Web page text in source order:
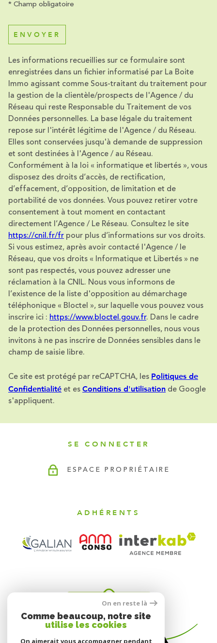
* Champ obligatoire
ENVOYER
Les informations recueillies sur ce formulaire sont
enregistrées dans un fichier informatisé par La Boite
Immo agissant comme Sous-traitant du traitement pour
la gestion de la clientèle/prospects de l'Agence / du
Réseau qui reste Responsable du Traitement de vos
Données personnelles. La base légale du traitement
repose sur l'intérêt légitime de l'Agence / du Réseau.
Elles sont conservées jusqu'à demande de suppression
et sont destinées à l'Agence / au Réseau.
Conformément à la loi « informatique et libertés », vous
disposez des droits d’accès, de rectification,
d’effacement, d’opposition, de limitation et de
portabilité de vos données. Vous pouvez retirer votre
consentement à tout moment en contactant
directement l’Agence / Le Réseau. Consultez le site
https://cnil.fr/fr pour plus d’informations sur vos droits.
Si vous estimez, après avoir contacté l'Agence / le
Réseau, que vos droits « Informatique et Libertés » ne
sont pas respectés, vous pouvez adresser une
réclamation à la CNIL. Nous vous informons de
l’existence de la liste d'opposition au démarchage
téléphonique « Bloctel », sur laquelle vous pouvez vous
inscrire ici : https://www.bloctel.gouv.fr. Dans le cadre
de la protection des Données personnelles, nous vous
invitons à ne pas inscrire de Données sensibles dans le
champ de saisie libre.
Ce site est protégé par reCAPTCHA, les Politiques de
Confidentialité et es Conditions d'utilisation de Google
s'appliquent.
SE CONNECTER
ESPACE PROPRIÉTAIRE
ADHÉRENTS
On en reste là
Comme beaucoup, notre site
utilise les cookies
On aimerait vous accompagner pendant